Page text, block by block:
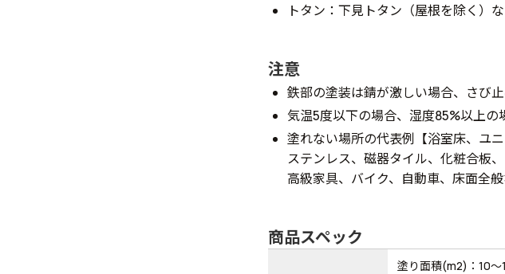
トタン：下見トタン（屋根を除く）な
注意
鉄部の塗装は錆が激しい場合、さび
気温5度以下の場合、湿度85%以上の
塗れない場所の代表例【浴室床、ユ
ステンレス、磁器タイル、化粧合板
高級家具、バイク、自動車、床面全般
商品スペック
塗り面積(m2)：10～